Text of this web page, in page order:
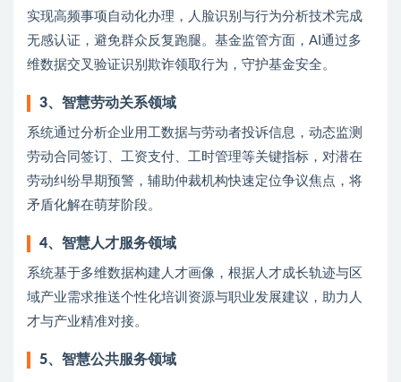
实现高频事项自动化办理，人脸识别与行为分析技术完成
无感认证，避免群众反复跑腿。基金监管方面，AI通过多
维数据交叉验证识别欺诈领取行为，守护基金安全。
3、智慧劳动关系领域
系统通过分析企业用工数据与劳动者投诉信息，动态监测
劳动合同签订、工资支付、工时管理等关键指标，对潜在
劳动纠纷早期预警，辅助仲裁机构快速定位争议焦点，将
矛盾化解在萌芽阶段。
4、智慧人才服务领域
系统基于多维数据构建人才画像，根据人才成长轨迹与区
域产业需求推送个性化培训资源与职业发展建议，助力人
才与产业精准对接。
5、智慧公共服务领域